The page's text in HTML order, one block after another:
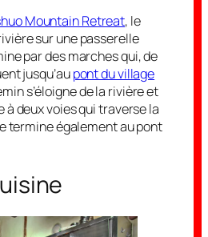
Mountain Retreat, le
sur une passerelle
par des marches qui, de
jusqu’aupont du village
s’éloigne de la rivière et
à deux voies qui traverse la
termine également au pont